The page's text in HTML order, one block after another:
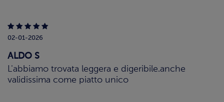
02-01-2026
ALDO S
L'abbiamo trovata leggera e digeribile.anche
validissima come piatto unico